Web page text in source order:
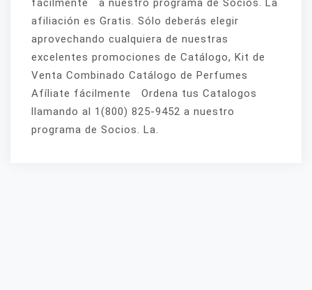
fácilmente a nuestro programa de Socios. La
afiliación es Gratis. Sólo deberás elegir
aprovechando cualquiera de nuestras
excelentes promociones de Catálogo, Kit de
Venta Combinado Catálogo de Perfumes
Afíliate fácilmente Ordena tus Catalogos
llamando al 1(800) 825-9452 a nuestro
programa de Socios. La.